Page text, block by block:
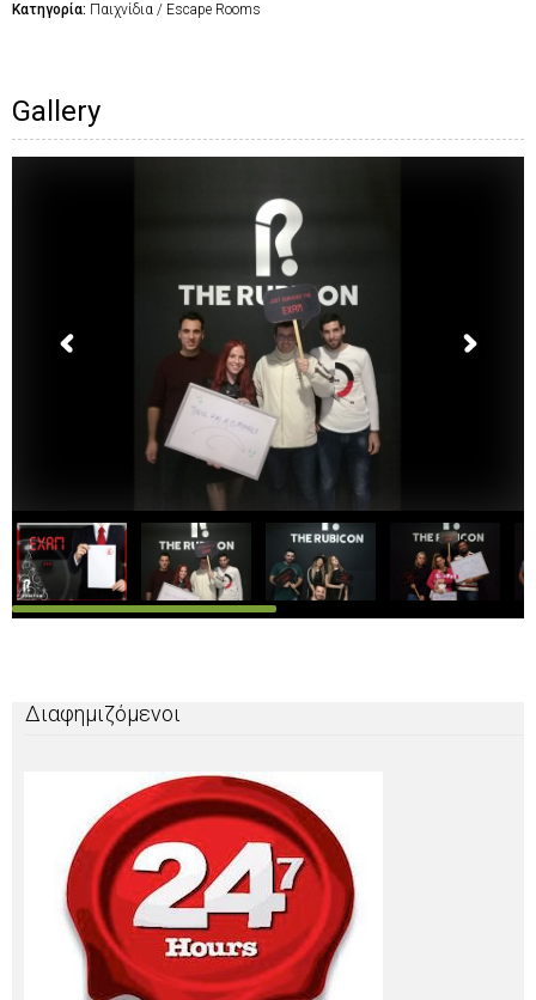
Κατηγορία: Παιχνίδια / Escape Rooms
Gallery
Διαφημιζόμενοι